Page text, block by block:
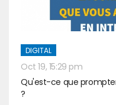
DIGITAL
Oct 19, 15:29 pm
Qu'est-ce que
?